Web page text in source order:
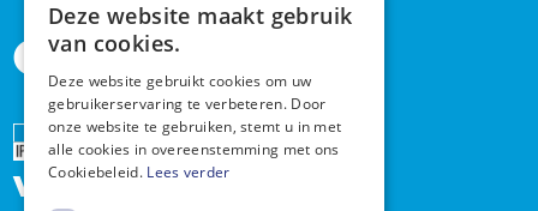
Erkend
vastgoedmakelaar
Deze website maakt gebruik
van cookies.
Deze website gebruikt cookies om uw
gebruikerservaring te verbeteren. Door
onze website te gebruiken, stemt u in met
alle cookies in overeenstemming met ons
Cookiebeleid. Lees verder